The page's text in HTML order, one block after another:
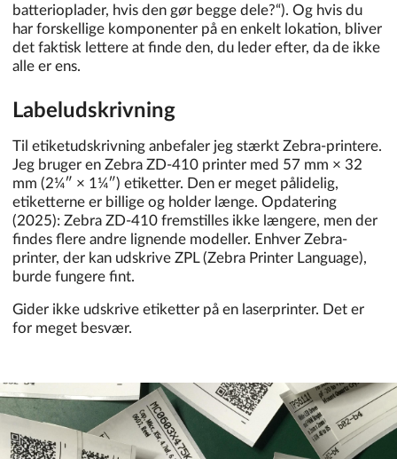
batterioplader, hvis den gør begge dele?“). Og hvis du
har forskellige komponenter på en enkelt lokation, bliver
det faktisk lettere at finde den, du leder efter, da de ikke
alle er ens.
Labeludskrivning
Til etiketudskrivning anbefaler jeg stærkt Zebra-printere.
Jeg bruger en Zebra ZD-410 printer med 57 mm × 32
mm (2¼″ × 1¼″) etiketter. Den er meget pålidelig,
etiketterne er billige og holder længe. Opdatering
(2025): Zebra ZD-410 fremstilles ikke længere, men der
findes flere andre lignende modeller. Enhver Zebra-
printer, der kan udskrive ZPL (Zebra Printer Language),
burde fungere fint.
Gider ikke udskrive etiketter på en laserprinter. Det er
for meget besvær.